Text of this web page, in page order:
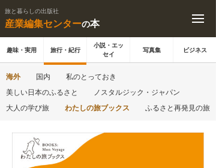
旅と暮らしの出版社
産業編集センターの本
趣味・実用 旅行・紀行
小説・エッ
セイ
写真集 ビジネス
海外 国内
私のとっておき
美しい日本のふるさと
ノスタルジック・ジャパン
大人の学び旅
わたしの旅ブックス ふるさと再発見の旅